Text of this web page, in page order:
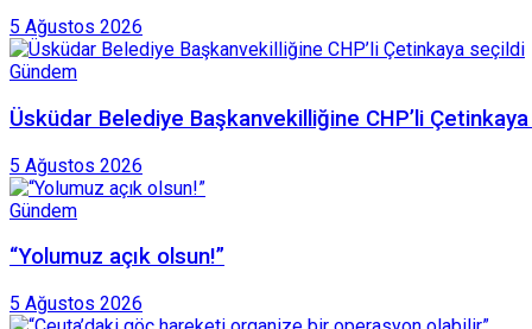
5 Ağustos 2026
Gündem
Üsküdar Belediye Başkanvekilliğine CHP’li
5 Ağustos 2026
Gündem
“Yolumuz açık olsun!”
5 Ağustos 2026